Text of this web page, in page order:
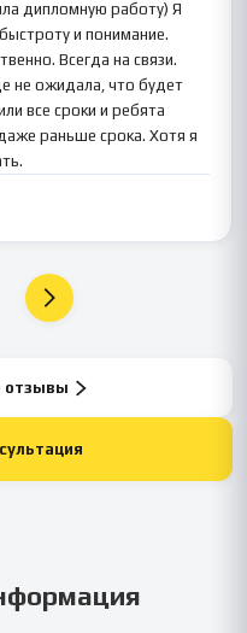
дипломную работу) Я
и понимание.
Всегда на связи.
не ожидала, что будет
все сроки и ребята
раньше срока. Хотя я
отзывы